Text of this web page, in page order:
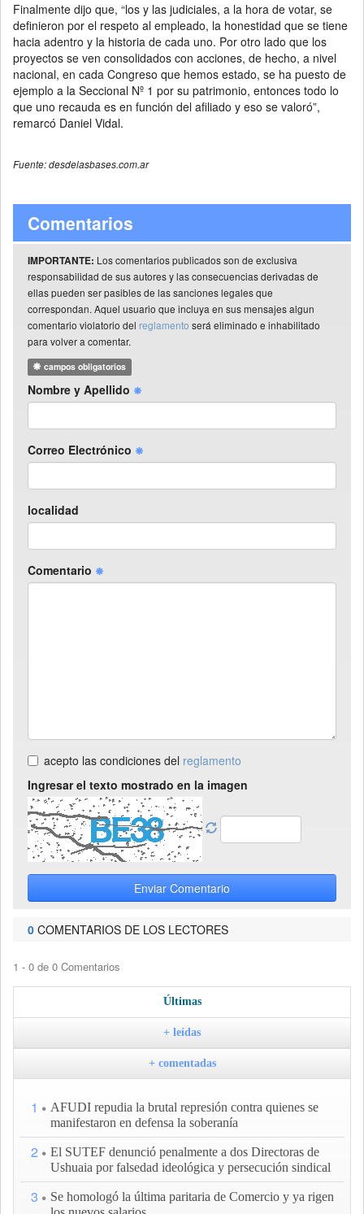
Finalmente dijo que, “los y las judiciales, a la hora de votar, se
definieron por el respeto al empleado, la honestidad que se tiene
hacia adentro y la historia de cada uno. Por otro lado que los
proyectos se ven consolidados con acciones, de hecho, a nivel
nacional, en cada Congreso que hemos estado, se ha puesto de
ejemplo a la Seccional Nº 1 por su patrimonio, entonces todo lo
que uno recauda es en función del afiliado y eso se valoró”,
remarcó Daniel Vidal.
Fuente: desdelasbases.com.ar
Comentarios
IMPORTANTE: Los comentarios publicados son de exclusiva
responsabilidad de sus autores y las consecuencias derivadas de
ellas pueden ser pasibles de las sanciones legales que
correspondan. Aquel usuario que incluya en sus mensajes algun
comentario violatorio del reglamento será eliminado e inhabilitado
para volver a comentar.
campos obligatorios
Nombre y Apellido
Correo Electrónico
localidad
Comentario
acepto las condiciones del reglamento
Ingresar el texto mostrado en la imagen
Enviar Comentario
0 COMENTARIOS DE LOS LECTORES
1 - 0 de 0 Comentarios
Últimas
+ leídas
+ comentadas
1
AFUDI repudia la brutal represión contra quienes se
manifestaron en defensa la soberanía
2
El SUTEF denunció penalmente a dos Directoras de
Ushuaia por falsedad ideológica y persecución sindical
3
Se homologó la última paritaria de Comercio y ya rigen